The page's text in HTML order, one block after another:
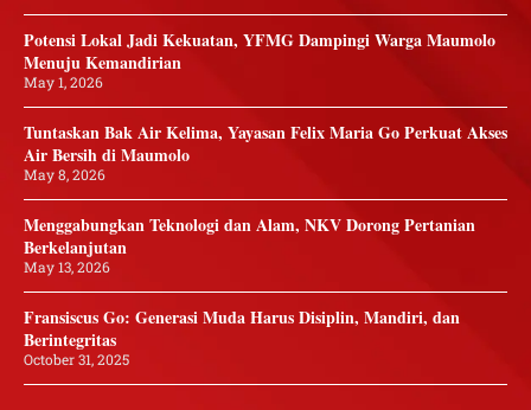
Potensi Lokal Jadi Kekuatan, YFMG Dampingi Warga Maumolo
Menuju Kemandirian
May 1, 2026
Tuntaskan Bak Air Kelima, Yayasan Felix Maria Go Perkuat Akses
Air Bersih di Maumolo
May 8, 2026
Menggabungkan Teknologi dan Alam, NKV Dorong Pertanian
Berkelanjutan
May 13, 2026
Fransiscus Go: Generasi Muda Harus Disiplin, Mandiri, dan
Berintegritas
October 31, 2025